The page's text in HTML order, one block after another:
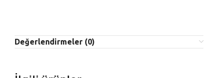
Değerlendirmeler (0)